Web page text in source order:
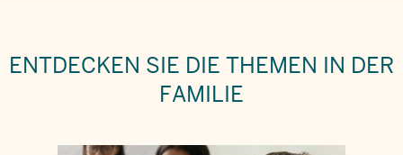
ENTDECKEN SIE DIE THEMEN IN DER
FAMILIE